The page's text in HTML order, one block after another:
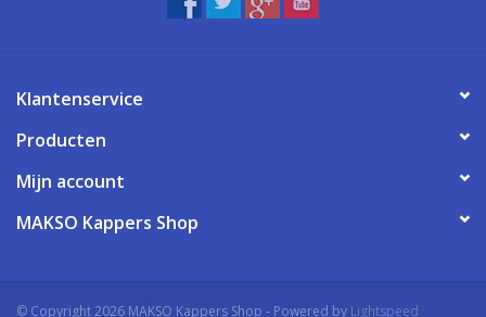
Klantenservice
Producten
Mijn account
MAKSO Kappers Shop
© Copyright 2026 MAKSO Kappers Shop - Powered by Lightspeed